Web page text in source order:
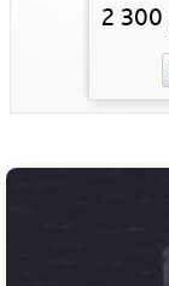
2 300